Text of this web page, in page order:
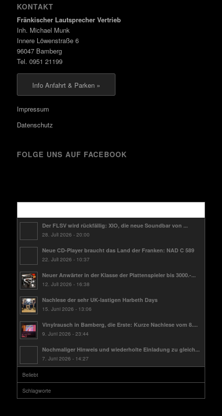
KONTAKT
Fränkischer Lautsprecher Vertrieb
Inh. Michael Munk
Innere Löwenstraße 6
96047 Bamberg
Tel. 0951 21199
Info Anfahrt & Parken »
Impressum
Datenschutz
FOLGE UNS AUF FACEBOOK
Der FLSV wird rückfällig: XIO, die neue Soundbar von ...
28. Juli 2026 - 20:00
Neue CD-Player braucht das Land der Franken: NAD C 589
22. Juli 2026 - 10:37
Neuer Anwärter in der Klasse der Plattenspieler bis 3000.-...
12. Juli 2026 - 16:38
Nachlese der sehr UK-lastigen Harbeth Days
15. Juni 2026 - 13:06
Vinylrausch in Bamberg, die Erste: Kurze Nachlese vom 8....
9. Juni 2026 - 23:44
Nochmaliger Hinweis und wiederholte Einladung zu gleich...
7. Juni 2026 - 14:27
Beliebt
Schlagworte